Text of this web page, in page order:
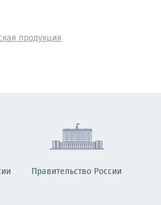
продукция
Правительство России